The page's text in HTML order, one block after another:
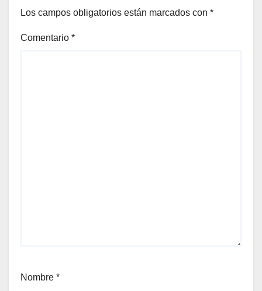
Los campos obligatorios están marcados con *
Comentario *
Nombre *